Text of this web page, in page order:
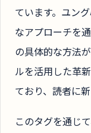
ています。ユン
なアプローチを
の具体的な方法
ルを活用した革
ており、読者に
このタグを通じ